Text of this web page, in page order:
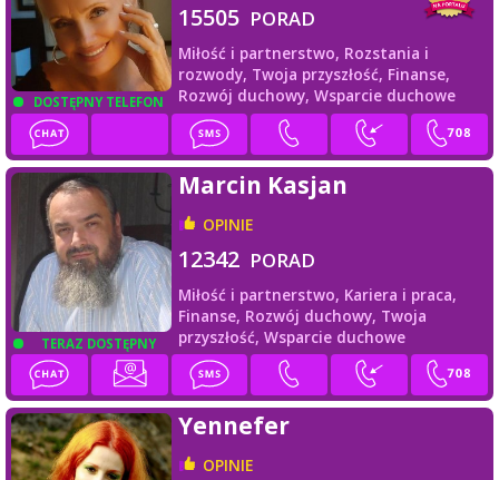
DOSTĘPNY TELEFON
15505 PORAD
Miłość i partnerstwo, Rozstania i
rozwody, Twoja przyszłość, Finanse,
Rozwój duchowy, Wsparcie duchowe
TERAZ DOSTĘPNY
Marcin Kasjan
OPINIE
12342 PORAD
Miłość i partnerstwo, Kariera i praca,
Finanse, Rozwój duchowy, Twoja
przyszłość, Wsparcie duchowe
Yennefer
OPINIE